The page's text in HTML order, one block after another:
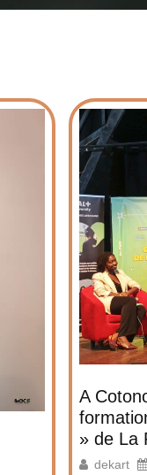
A
» de La
dekart